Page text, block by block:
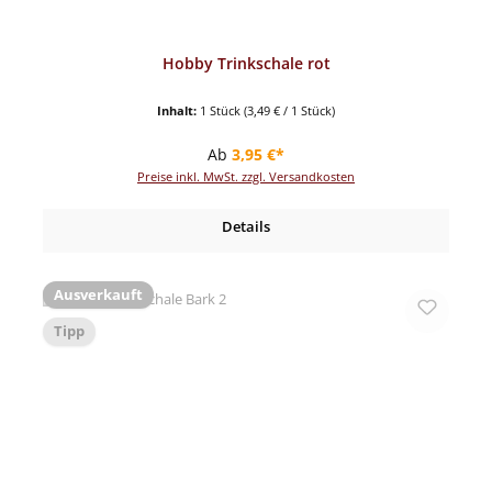
Hobby Trinkschale rot
Inhalt: 1 Stück (3,49 € / 1 Stück)
Regulärer Preis:
Ab 3,95 €*
Preise inkl. MwSt. zzgl. Versandkosten
Details
Ausverkauft
Tipp